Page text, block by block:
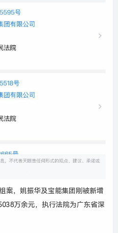
案，姚振华及宝能集团刚被新增
万余元，执行法院为广东省深